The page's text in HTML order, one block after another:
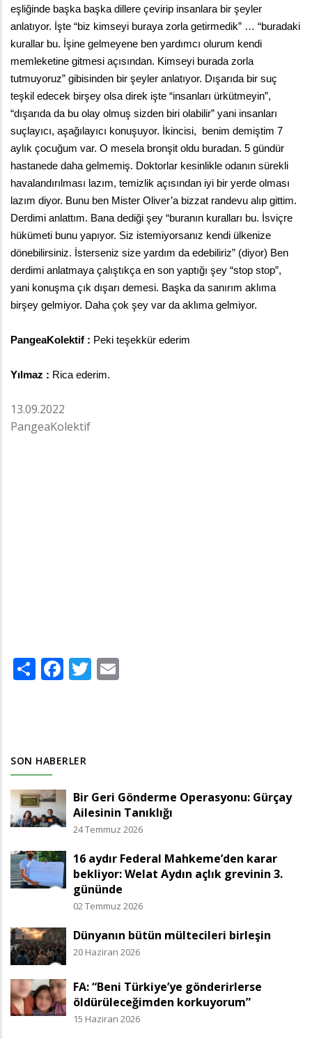
eşliğinde başka başka dillere çevirip insanlara bir şeyler
anlatıyor. İşte “biz kimseyi buraya zorla getirmedik” … “buradaki
kurallar bu. İşine gelmeyene ben yardımcı olurum kendi
memleketine gitmesi açısından. Kimseyi burada zorla
tutmuyoruz” gibisinden bir şeyler anlatıyor. Dışarıda bir suç
teşkil edecek birşey olsa direk işte “insanları ürkütmeyin”,
“dışarıda da bu olay olmuş sizden biri olabilir” yani insanları
suçlayıcı, aşağılayıcı konuşuyor. İkincisi,  benim demiştim 7
aylık çocuğum var. O mesela bronşit oldu buradan. 5 gündür
hastanede daha gelmemiş. Doktorlar kesinlikle odanın sürekli
havalandırılması lazım, temizlik açısından iyi bir yerde olması
lazım diyor. Bunu ben Mister Oliver’a bizzat randevu alıp gittim.
Derdimi anlattım. Bana dediği şey “buranın kuralları bu. İsviçre
hükümeti bunu yapıyor. Siz istemiyorsanız kendi ülkenize
dönebilirsiniz. İsterseniz size yardım da edebiliriz” (diyor) Ben
derdimi anlatmaya çalıştıkça en son yaptığı şey “stop stop”,
yani konuşma çık dışarı demesi. Başka da sanırım aklıma
birşey gelmiyor. Daha çok şey var da aklıma gelmiyor.
PangeaKolektif : Peki teşekkür ederim
Yılmaz : Rica ederim.
13.09.2022
PangeaKolektif
ShareFacebook
Twitter
SON HABERLER
Bir Geri Gönderme Operasyonu: Gürçay
Ailesinin Tanıklığı
24 Temmuz 2026
16 aydır Federal Mahkeme’den karar
bekliyor: Welat Aydın açlık grevinin 3.
gününde
02 Temmuz 2026
Dünyanın bütün mültecileri birleşin
20 Haziran 2026
FA: “Beni Türkiye’ye gönderirlerse
öldürüleceğimden korkuyorum”
15 Haziran 2026